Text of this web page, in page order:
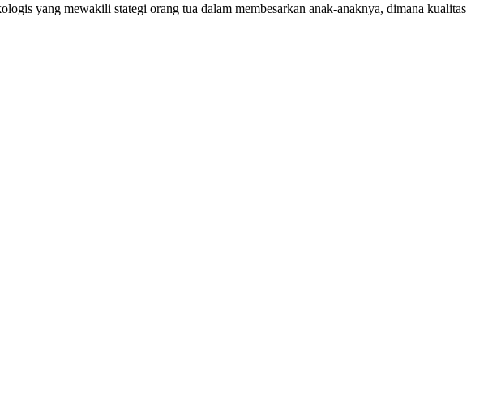
yang mewakili stategi orang tua dalam membesarkan anak-anaknya, dimana kualitas